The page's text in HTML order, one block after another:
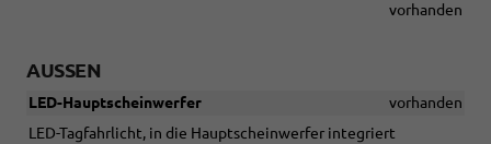
vorhanden
AUSSEN
LED-Hauptscheinwerfer
vorhanden
LED-Tagfahrlicht, in die Hauptscheinwerfer integriert